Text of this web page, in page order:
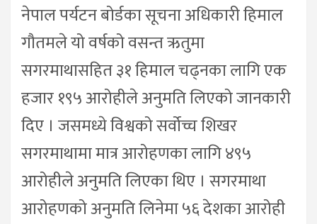
नेपाल पर्यटन बोर्डका सूचना अधिकारी हिमाल
गौतमले यो वर्षको वसन्त ऋतुमा
सगरमाथासहित ३१ हिमाल चढ्नका लागि एक
हजार १९५ आरोहीले अनुमति लिएको जानकारी
दिए । जसमध्ये विश्वको सर्वोच्च शिखर
सगरमाथामा मात्र आरोहणका लागि ४९५
आरोहीले अनुमति लिएका थिए । सगरमाथा
आरोहणको अनुमति लिनेमा ५६ देशका आरोही